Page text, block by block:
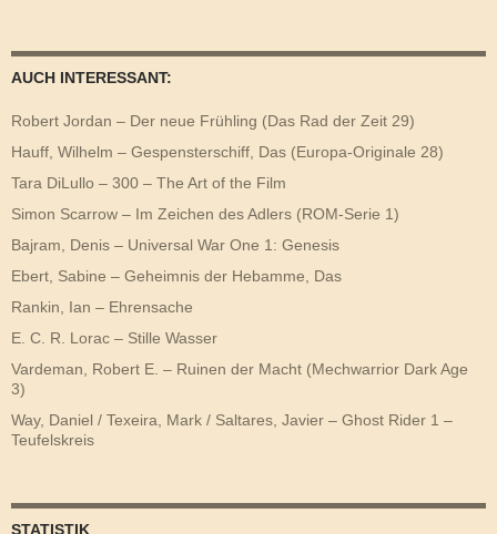
AUCH INTERESSANT:
Robert Jordan – Der neue Frühling (Das Rad der Zeit 29)
Hauff, Wilhelm – Gespensterschiff, Das (Europa-Originale 28)
Tara DiLullo – 300 – The Art of the Film
Simon Scarrow – Im Zeichen des Adlers (ROM-Serie 1)
Bajram, Denis – Universal War One 1: Genesis
Ebert, Sabine – Geheimnis der Hebamme, Das
Rankin, Ian – Ehrensache
E. C. R. Lorac – Stille Wasser
Vardeman, Robert E. – Ruinen der Macht (Mechwarrior Dark Age
3)
Way, Daniel / Texeira, Mark / Saltares, Javier – Ghost Rider 1 –
Teufelskreis
STATISTIK